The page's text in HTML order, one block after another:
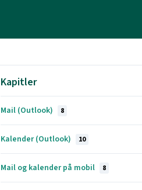
Kapitler
Mail (Outlook) 8
Kalender (Outlook) 10
Mail og kalender på mobil 8